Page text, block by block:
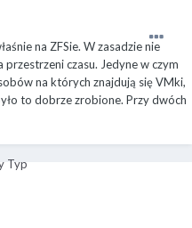
na ZFSie. W zasadzie nie
przestrzeni czasu. Jedyne w czym
na których znajdują się VMki,
to dobrze zrobione. Przy dwóch